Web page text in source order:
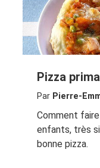
Pizza
Par Pierre-
Comment
enfants, très
bonne pizza.